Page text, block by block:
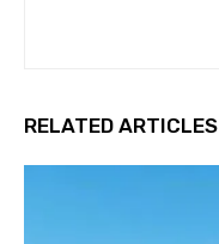
RELATED ARTICLES